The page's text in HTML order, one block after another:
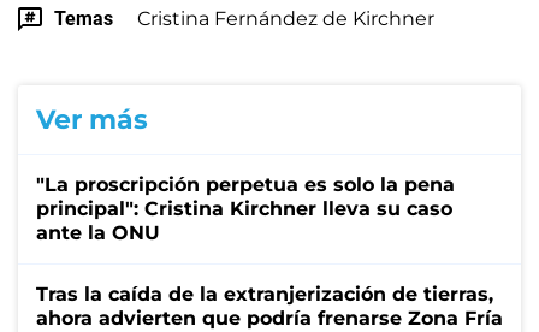
Temas Cristina Fernández de Kirchner
Ver más
"La proscripción perpetua es solo la pena
principal": Cristina Kirchner lleva su caso
ante la ONU
Tras la caída de la extranjerización de tierras,
ahora advierten que podría frenarse Zona Fría